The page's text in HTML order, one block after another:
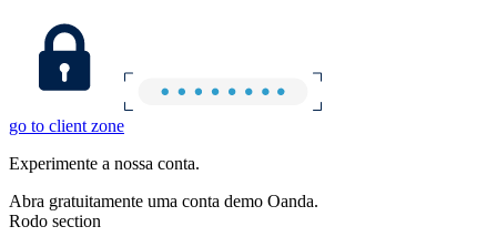
go to client zone
Experimente a nossa conta.
Abra gratuitamente uma conta demo Oanda.
Rodo section